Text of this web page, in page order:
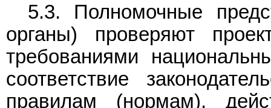
5.3. Полномочные
органы) проверяют
требованиями
соответствие
правилам (нормам),